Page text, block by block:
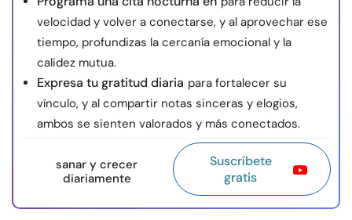
velocidad y volver a conectarse, y al aprovechar ese
tiempo, profundizas la cercanía emocional y la
calidez mutua.
Expresa tu gratitud diaria para fortalecer su
vínculo, y al compartir notas sinceras y elogios,
ambos se sienten valorados y más conectados.
sanar y crecer
diariamente
Suscríbete
gratis